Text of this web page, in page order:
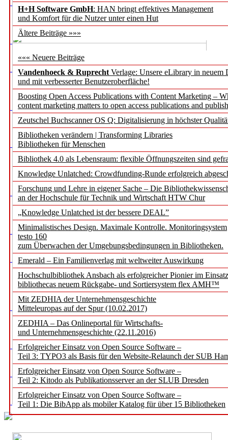
H+H Software GmbH: HAN bringt effektives Management
und Komfort für die Nutzer unter einen Hut
Ältere Beiträge »»»
««« Neuere Beiträge
Vandenhoeck & Ruprecht Verlage: Unsere eLibrary in neuem
und mit verbesserter Benutzeroberfläche!
Boosting Open Access Publications with Content Marketing –
content marketing matters to open access publications and
Zeutschel Buchscanner OS Q: Digitalisierung in höchster
Bibliotheken verändern | Transforming Libraries
Bibliotheken für Menschen
Bibliothek 4.0 als Lebensraum: flexible Öffnungszeiten sind
Knowledge Unlatched: Crowdfunding-Runde erfolgreich
Forschung und Lehre in eigener Sache – Die
an der Hochschule für Technik und Wirtschaft HTW Chur
„Knowledge Unlatched ist der bessere DEAL”
Minimalistisches Design. Maximale Kontrolle. Monitoringsystem
testo 160
zum Überwachen der Umgebungsbedingungen in Bibliotheken.
Emerald – Ein Familienverlag mit weltweiter Auswirkung
Hochschulbibliothek Ansbach als erfolgreicher Pionier im
bibliothecas neuem Rückgabe- und Sortiersystem flex AMH™
Mit ZEDHIA der Unternehmensgeschichte
Mitteleuropas auf der Spur (10.02.2017)
ZEDHIA – Das Onlineportal für Wirtschafts-
und Unternehmensgeschichte (22.11.2016)
Erfolgreicher Einsatz von Open Source Software –
Teil 3: TYPO3 als Basis für den Website-Relaunch der SUB
Erfolgreicher Einsatz von Open Source Software –
Teil 2: Kitodo als Publikationsserver an der SLUB Dresden
Erfolgreicher Einsatz von Open Source Software –
Teil 1: Die BibApp als mobiler Katalog für über 15 Bibliotheken